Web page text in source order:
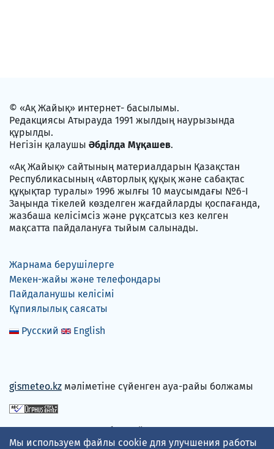
© «Ақ Жайық» интернет- басылымы.
Редакциясы Атырауда 1991 жылдың наурызында
құрылды.
Негізін қалаушы Әбділда Мұқашев.
«Ақ Жайық» сайтының материалдарын Қазақстан
Республикасының «Авторлық құқық және сабақтас
құқықтар туралы» 1996 жылғы 10 маусымдағы №6-I
Заңында тікелей көзделген жағдайларды қоспағанда,
жазбаша келісімсіз және рұқсатсыз кез келген
мақсатта пайдалануға тыйым салынады.
Жарнама берушілерге
Мекен-жайы және телефондары
Пайдаланушы келісімі
Құпиялылық саясаты
Русский
English
gismeteo.kz мәліметіне сүйенген ауа-райы болжамы
Төлем карталарын қабылдаймыз
Мы используем файлы cookie для улучшения работы